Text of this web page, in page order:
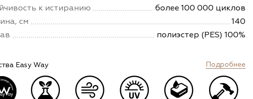
к истиранию
более 100 000 циклов
см
140
полиэстер (PES) 100%
Easy Way Подробнее